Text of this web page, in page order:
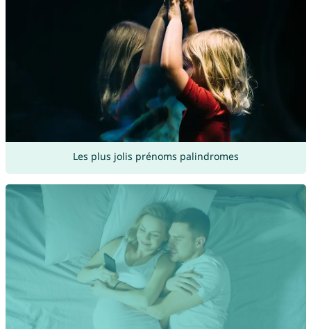
Les plus jolis prénoms palindromes